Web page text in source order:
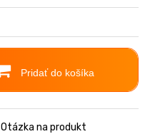
Pridať do košíka
Otázka na produkt